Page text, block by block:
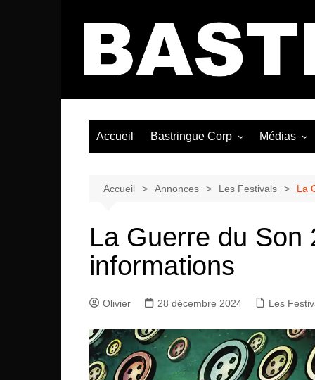
Accueil Bastringue Corp Médias
Albums /
Accueil Annonces Les Festivals La
La Guerre du Son
informations
Olivier 28 décembre 2024 Les